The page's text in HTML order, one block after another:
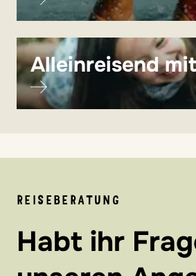
Alleinreisend
REISEBERATUNG
Habt ihr